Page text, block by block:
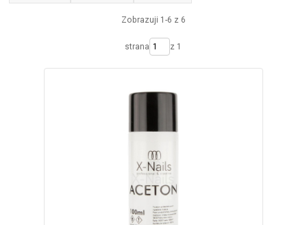
Zobrazuji 1-6 z 6
strana z 1